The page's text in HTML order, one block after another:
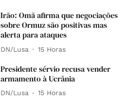
Irão: Omã afirma que negociações
sobre Ormuz são positivas mas
alerta para ataques
DN/Lusa 15 Horas
Presidente sérvio recusa vender
armamento à Ucrânia
DN/Lusa 15 Horas